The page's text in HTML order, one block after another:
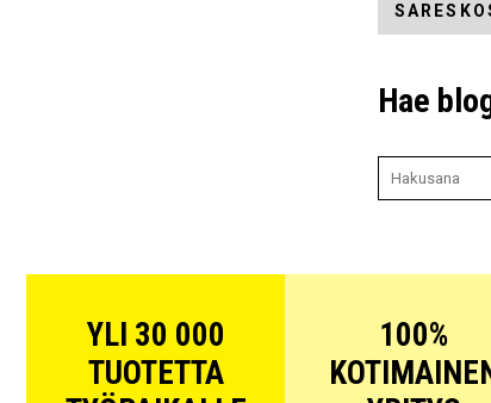
Hae
YLI 30 000
TUOTETTA
100%